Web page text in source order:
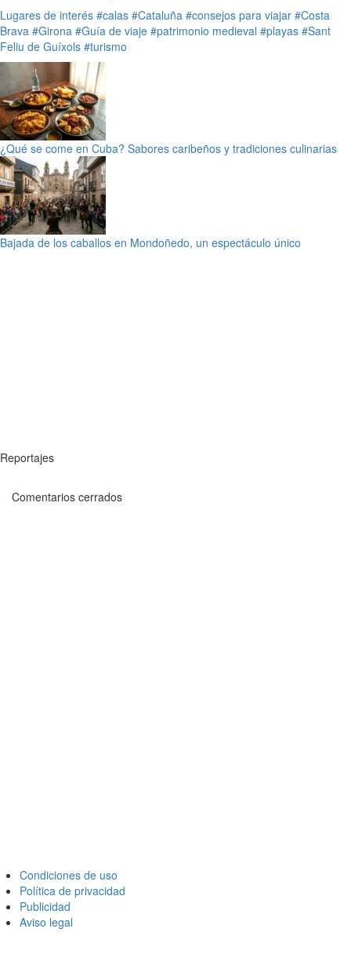
Lugares de interés #calas #Cataluña #consejos para viajar #Costa
Brava #Girona #Guía de viaje #patrimonio medieval #playas #Sant
Feliu de Guíxols #turismo
¿Qué se come en Cuba? Sabores caribeños y tradiciones culinarias
Bajada de los caballos en Mondoñedo, un espectáculo único
Reportajes
Comentarios cerrados
Condiciones de uso
Política de privacidad
Publicidad
Aviso legal